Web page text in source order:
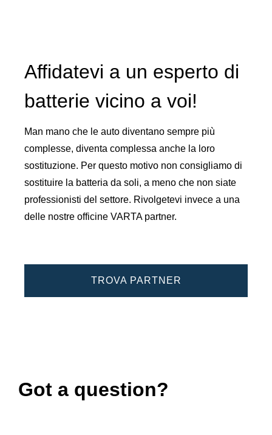
Affidatevi a un esperto di
batterie vicino a voi!
Man mano che le auto diventano sempre più
complesse, diventa complessa anche la loro
sostituzione. Per questo motivo non consigliamo di
sostituire la batteria da soli, a meno che non siate
professionisti del settore. Rivolgetevi invece a una
delle nostre officine VARTA partner.
TROVA PARTNER
Got a question?